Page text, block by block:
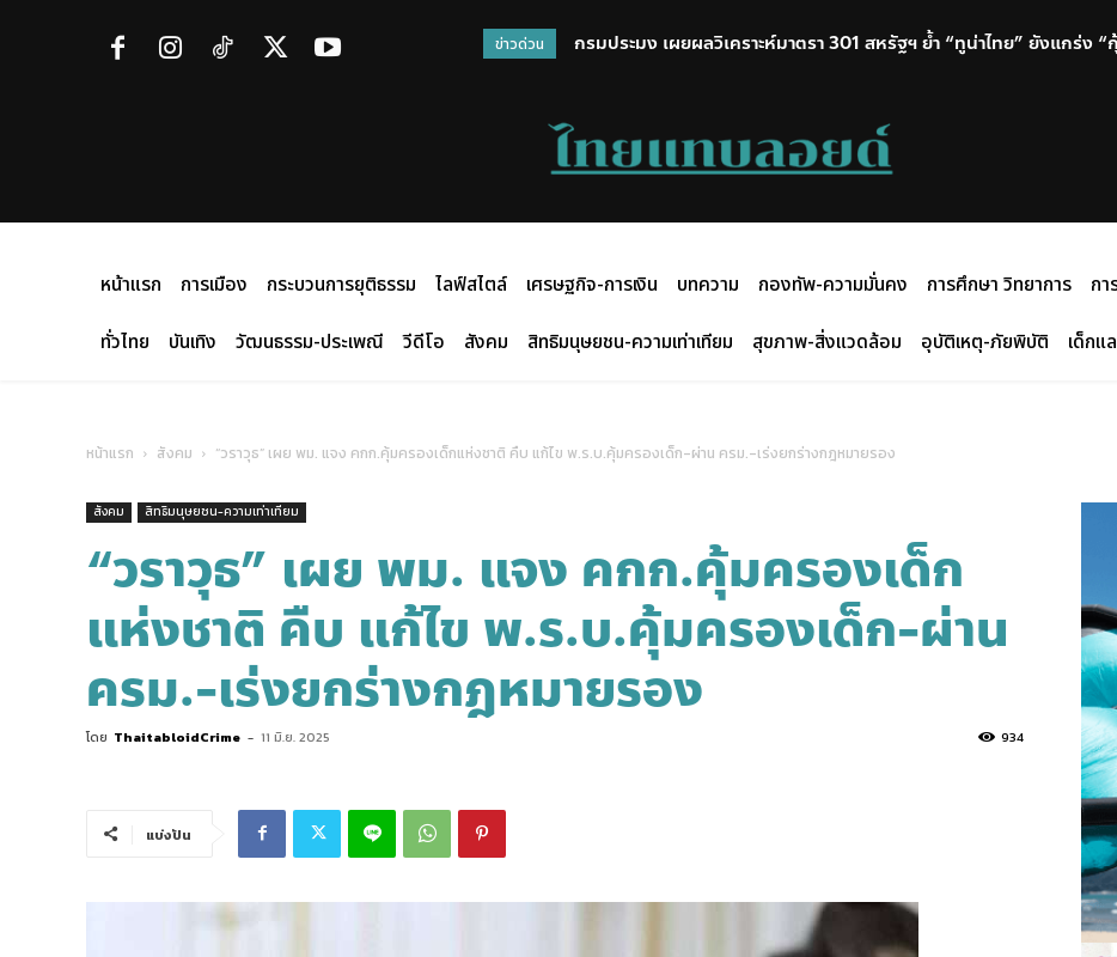
ข่าวด่วน
กรมประมง เผยผลวิเคราะห์มาตรา 301 สหรัฐฯ ย้ำ “ทูน่าไทย” ยังแกร่ง
หน้าแรก การเมือง กระบวนการยุติธรรม ไลฟ์สไตล์ เศรษฐกิจ-การเงิน บทความ กองทัพ-ความมั่นคง การศึกษา วิทยาการ กา
ทั่วไทย
บันเทิง วัฒนธรรม-ประเพณี วีดีโอ สังคม สิทธิมนุษยชน-ความเท่าเทียม สุขภาพ-สิ่งแวดล้อม อุบัติเหตุ-ภัยพิบัติ เด็กแ
หน้าแรก สังคม “วราวุธ” เผย พม. แจง คกก.คุ้มครองเด็กแห่งชาติ คืบ แก้ไข พ.ร.บ.คุ้มครองเด็ก-ผ่าน ครม.-เร่งยกร่างกฎหมายรอง
สังคม สิทธิมนุษยชน-ความเท่าเทียม
“วราวุธ” เผย พม. แจง คกก.คุ้มครองเด็ก
แห่งชาติ คืบ แก้ไข พ.ร.บ.คุ้มครองเด็ก-ผ่าน
ครม.-เร่งยกร่างกฎหมายรอง
โดย ThaitabloidCrime - 11 มิ.ย. 2025 934
แบ่งปัน